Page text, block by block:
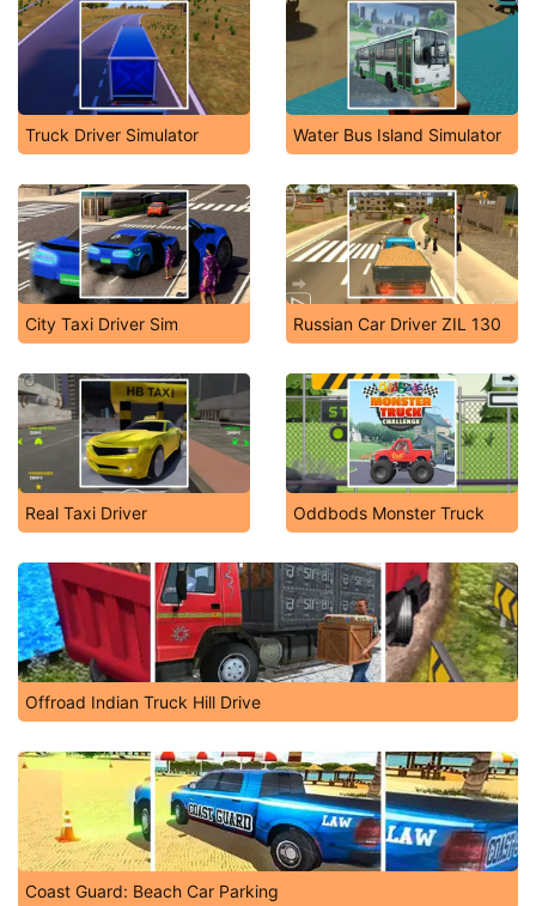
Truck Driver Simulator Water Bus Island Simulator
City Taxi Driver Sim Russian Car Driver ZIL 130
Real Taxi Driver Oddbods Monster Truck
Offroad Indian Truck Hill Drive
Coast Guard: Beach Car Parking